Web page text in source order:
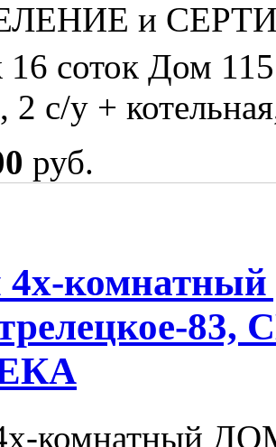
и
16 соток Дом
2 с/у +
руб.
комнатный